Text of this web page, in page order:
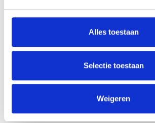
Alles toestaan
Selectie toestaan
Weigeren
gemaakt: “We doen alles in
met elkaar besloten dat het
moment was om regels in te
te scherpen, brachten we ons
zoontje naar familie. Dan zou
hebben van een eventuele
uitbarsting”, vertelt de moeder.